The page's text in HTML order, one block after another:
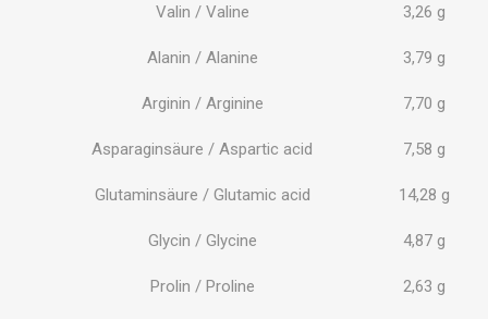
Valin / Valine 3,26 g
Alanin / Alanine 3,79 g
Arginin / Arginine 7,70 g
Asparaginsäure / Aspartic acid 7,58 g
Glutaminsäure / Glutamic acid 14,28 g
Glycin / Glycine 4,87 g
Prolin / Proline 2,63 g